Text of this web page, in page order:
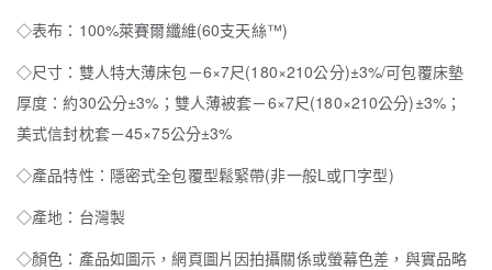
◇表布：100%萊賽爾纖維(60支天絲™)
◇尺寸：雙人特大薄床包－6×7尺(180×210公分)±3%/可包覆床墊
厚度：約30公分±3%；雙人薄被套－6×7尺(180×210公分)±3%；
美式信封枕套－45×75公分±3%
◇產品特性：隱密式全包覆型鬆緊帶(非一般L或ㄇ字型)
◇產地：台灣製
◇顏色：產品如圖示，網頁圖片因拍攝關係或螢幕色差，與實品略